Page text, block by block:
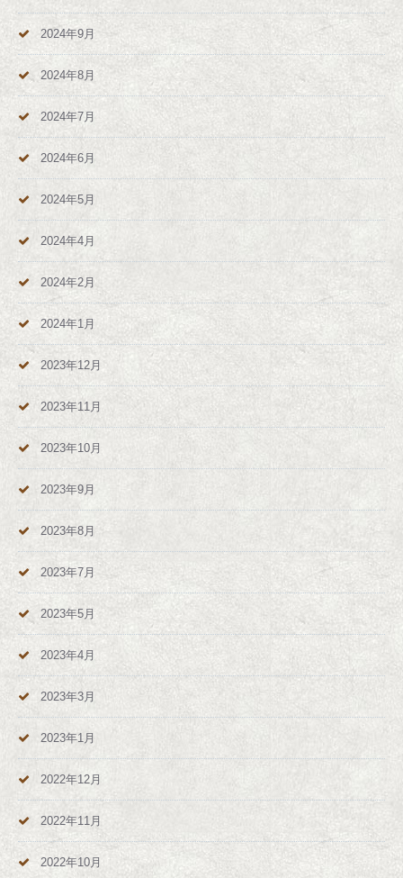
2024年9月
2024年8月
2024年7月
2024年6月
2024年5月
2024年4月
2024年2月
2024年1月
2023年12月
2023年11月
2023年10月
2023年9月
2023年8月
2023年7月
2023年5月
2023年4月
2023年3月
2023年1月
2022年12月
2022年11月
2022年10月